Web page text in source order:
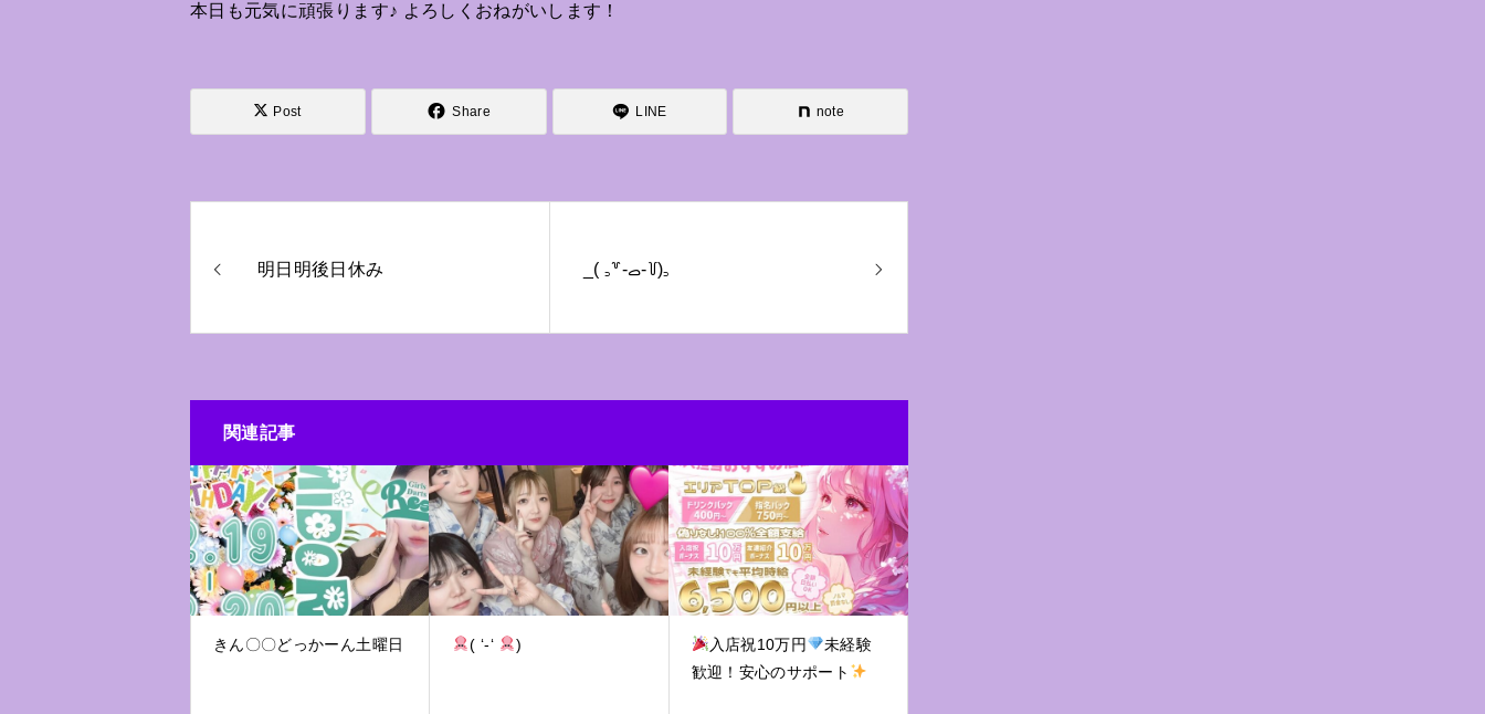
本日も元気に頑張ります♪ よろしくおねがいします！
Post Share LINE note
明日明後日休み ‎_( ꜆꒷-ࡇ-꒦)꜆
関連記事
きん〇〇どっかーん土曜日 ( ‘-‘ ) 入店祝10万円
未経験
歓迎！安心のサポート